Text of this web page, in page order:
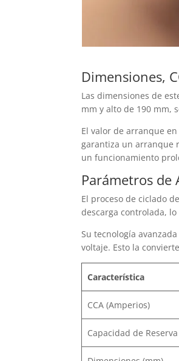
Dimensiones,
Las dimensiones de
mm y alto de 190 mm,
El valor de arranque
garantiza un arranque
un funcionamiento
Parámetros de
El proceso de ciclado
descarga controlada,
Su tecnología
voltaje. Esto la
Característica
CCA (Amperios)
Capacidad de